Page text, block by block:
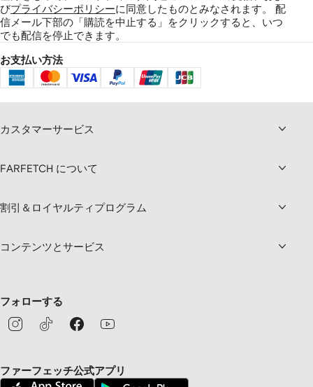
びプライバシーポリシーに同意したものとみなされます。 配
信メール下部の「購読を中止する」をクリックすると、いつ
でも配信を停止できます。
お支払い方法
カスタマーサービス
FARFETCH について
割引＆ロイヤルティプログラム
コンテンツとサービス
フォローする
ファーフェッチ公式アプリ